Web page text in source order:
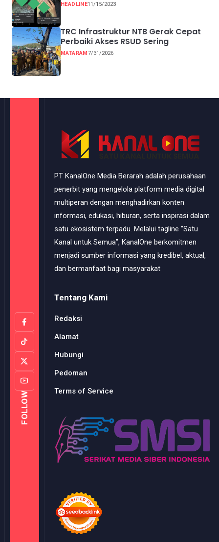
HEADLINE11/15/2023
TRC Infrastruktur NTB Gerak Cepat
Perbaiki Akses RSUD Sering
MATARAM7/31/2026
FOLLOW
PT KanalOne Media Berarah adalah perusahaan
penerbit yang mengelola platform media digital
multiperan dengan menghadirkan konten
informasi, edukasi, hiburan, serta inspirasi dalam
satu ekosistem terpadu. Melalui tagline “Satu
Kanal untuk Semua”, KanalOne berkomitmen
menjadi sumber informasi yang kredibel, aktual,
dan bermanfaat bagi masyarakat
Tentang Kami
Redaksi
Alamat
Hubungi
Pedoman
Terms of Service